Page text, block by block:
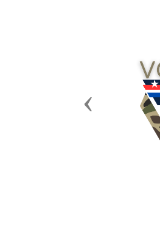
Previous